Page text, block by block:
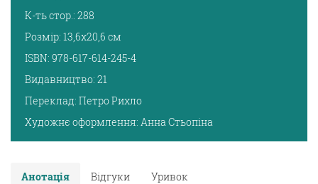
К-ть стор.: 288
Розмір: 13,6х20,6 см
ISBN: 978-617-614-245-4
Видавництво: 21
Переклад: Петро Рихло
Художнє оформлення: Анна Стьопіна
Анотація Відгуки Уривок